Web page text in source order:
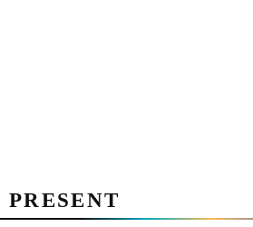
PRESENT